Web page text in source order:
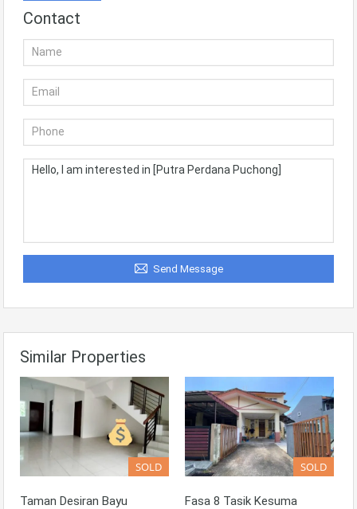
Contact
Send Message
Similar Properties
SOLD
Taman Desiran Bayu
SOLD
Fasa 8 Tasik Kesuma